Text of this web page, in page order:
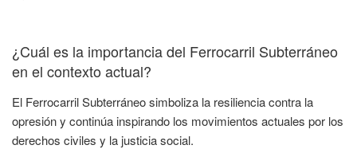
¿Cuál es la importancia del Ferrocarril Subterráneo
en el contexto actual?
El Ferrocarril Subterráneo simboliza la resiliencia contra la
opresión y continúa inspirando los movimientos actuales por los
derechos civiles y la justicia social.